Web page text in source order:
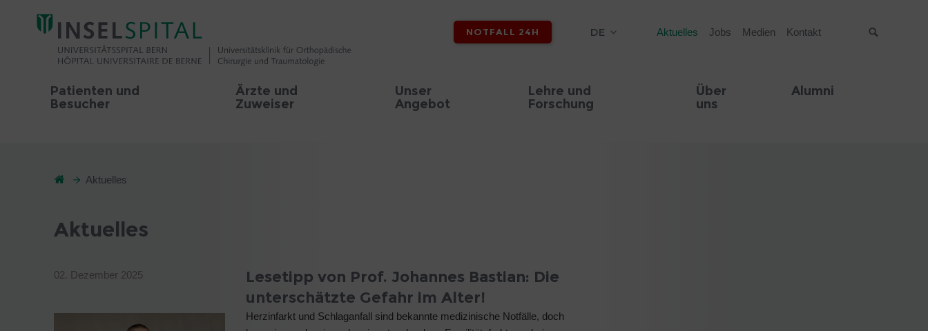
NOTFALL 24H DE Aktuelles Jobs Medien Kontakt
Patienten und
Besucher
Ärzte und
Zuweiser
Unser
Angebot
Lehre und
Forschung
Über
uns
Alumni
Aktuelles
Aktuelles
02. Dezember 2025
Lesetipp von Prof. Johannes Bastian: Die
unterschätzte Gefahr im Alter!
Herzinfarkt und Schlaganfall sind bekannte medizinische Notfälle, doch